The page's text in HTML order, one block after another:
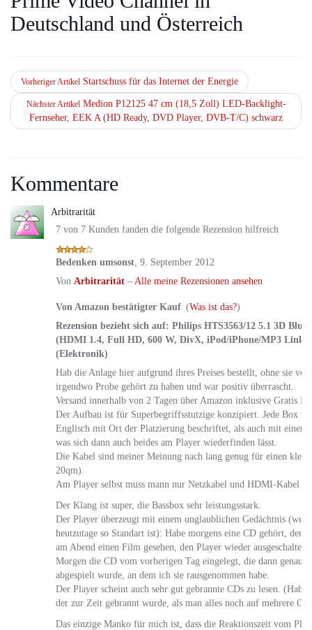
Deutschland und Österreich
Vorheriger Artikel Startschuss für das Internet der Energie
Nächster ArtikelMedion P12125 47 cm (18,5 Zoll) LED-Backlight-
Fernseher, EEK A (HD Ready, DVD Player, DVB-T/C) schwarz
Kommentare
Arbitrarität
7 von 7 Kunden fanden die folgende Rezension hilfreich
Bedenken umsonst, 9. September 2012
Von Arbitrarität – Alle meine Rezensionen ansehen
Von Amazon bestätigter Kauf (Was ist das?)
Rezension bezieht sich auf: Philips HTS3563/12 5.1 3D Blu-
(HDMI 1.4, Full HD, 600 W, DivX, iPod/iPhone/MP3 Link,
(Elektronik)
Hab die Anlage hier aufgrund ihres Preises bestellt, ohne sie
irgendwo Probe gehört zu haben und war positiv überrascht.
Versand innerhalb von 2 Tagen über Amazon inklusive Gratis
Der Aufbau ist für Superbegriffsstutzige konzipiert. Jede Box
Englisch mit Ort der Platzierung beschriftet, als auch mit einer
was sich dann auch beides am Player wiederfinden lässt.
Die Kabel sind meiner Meinung nach lang genug für einen
20qm).
Am Player selbst muss mann nur Netzkabel und HDMI-Kabel
Der Klang ist super, die Bassbox sehr leistungsstark.
Der Player überzeugt mit einem unglaublichen Gedächtnis
heutzutage so Standart ist): Habe morgens eine CD gehört, den
am Abend einen Film gesehen, den Player wieder ausgeschaltet
Morgen die CD vom vorherigen Tag eingelegt, die dann genau
abgespielt wurde, an dem ich sie rausgenommen habe.
Der Player scheint auch sehr gut gebrannte CDs zu lesen. (Hab
der zur Zeit gebrannt wurde, als man alles noch auf mehrere
Das einzige Manko für mich ist, dass die Reaktionszeit vom